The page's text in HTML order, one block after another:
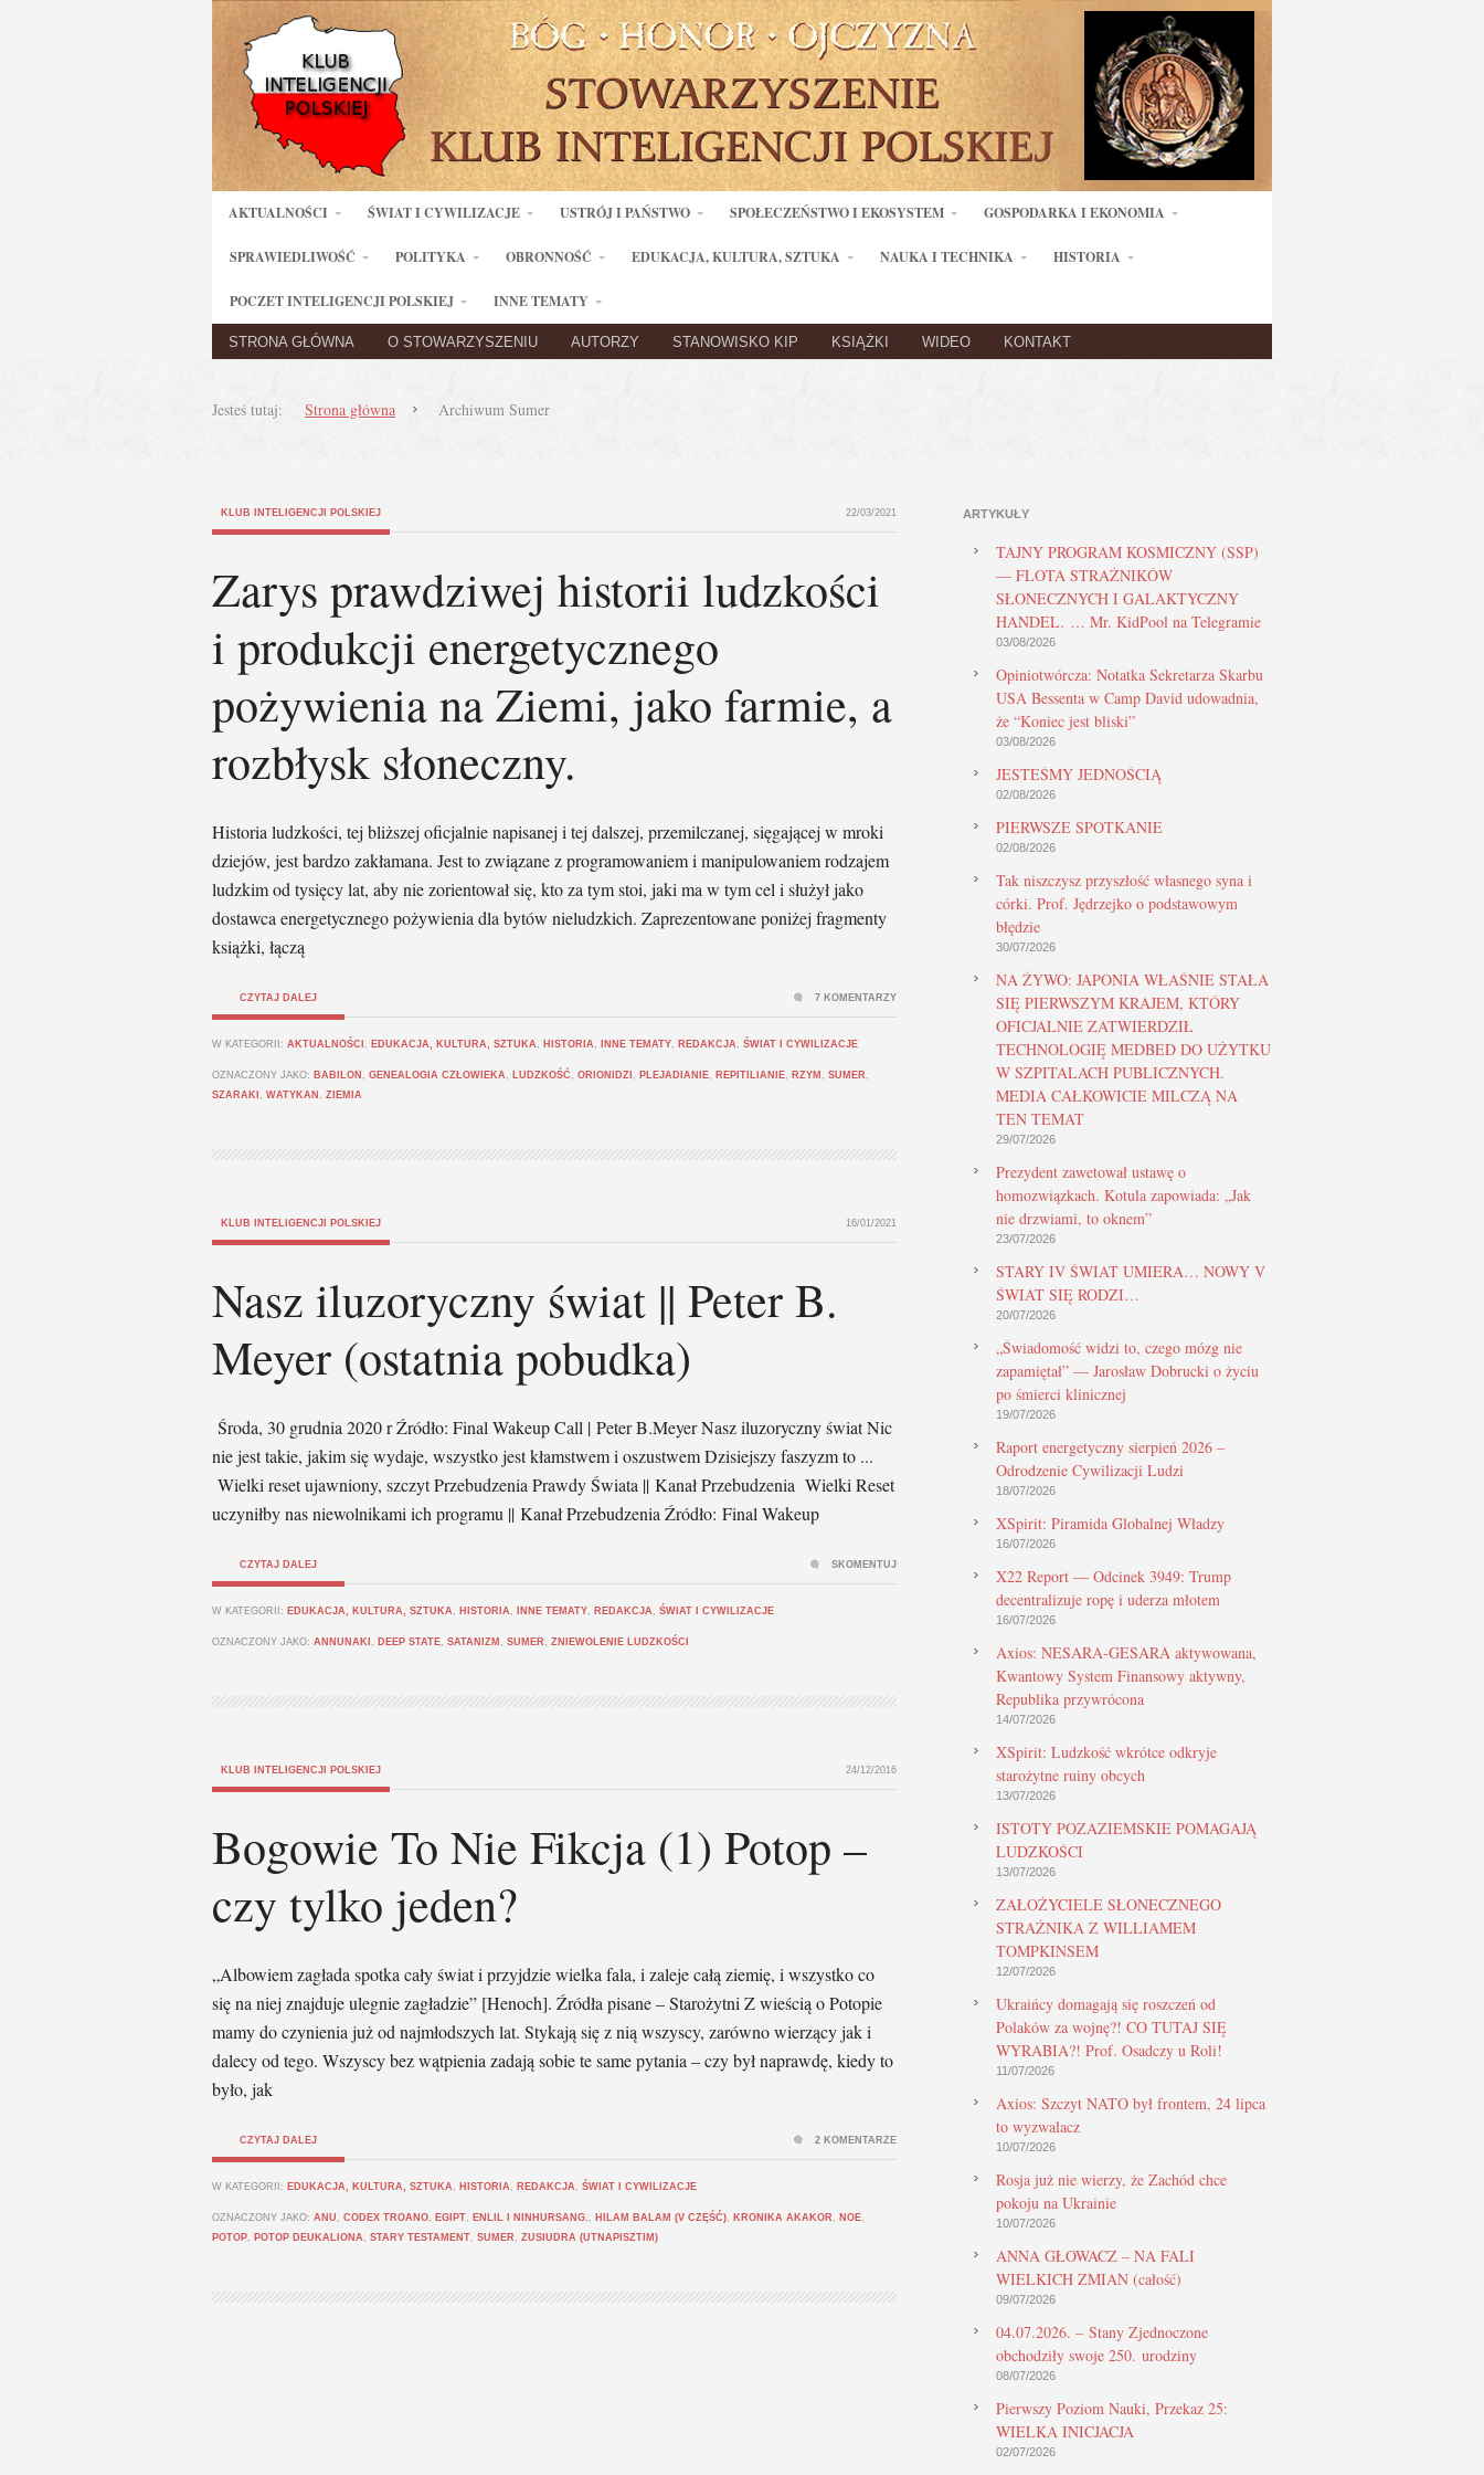
AKTUALNOŚCI ŚWIAT I CYWILIZACJE USTRÓJ I PAŃSTWO SPOŁECZEŃSTWO I EKOSYSTEM GOSPODARKA I EKONOMIA
SPRAWIEDLIWOŚĆ POLITYKA OBRONNOŚĆ EDUKACJA, KULTURA, SZTUKA NAUKA I TECHNIKA HISTORIA
POCZET INTELIGENCJI POLSKIEJ INNE TEMATY
STRONA GŁÓWNA O STOWARZYSZENIU AUTORZY STANOWISKO KIP KSIĄŻKI WIDEO KONTAKT
Jesteś tutaj: Strona główna Archiwum Sumer
KLUB INTELIGENCJI POLSKIEJ 22/03/2021
Zarys prawdziwej historii ludzkości
i produkcji energetycznego
pożywienia na Ziemi, jako farmie, a
rozbłysk słoneczny.
Historia ludzkości, tej bliższej oficjalnie napisanej i tej dalszej, przemilczanej, sięgającej w mroki
dziejów, jest bardzo zakłamana. Jest to związane z programowaniem i manipulowaniem rodzajem
ludzkim od tysięcy lat, aby nie zorientował się, kto za tym stoi, jaki ma w tym cel i służył jako
dostawca energetycznego pożywienia dla bytów nieludzkich. Zaprezentowane poniżej fragmenty
książki, łączą
CZYTAJ DALEJ
W KATEGORII: AKTUALNOŚCI , EDUKACJA, KULTURA, SZTUKA , HISTORIA , INNE TEMATY, REDAKCJA , ŚWIAT I CYWILIZACJE
OZNACZONY JAKO: BABILON , GENEALOGIA CZŁOWIEKA , LUDZKOŚĆ , ORIONIDZI , PLEJADIANIE, REPITILIANIE, RZYM , SUMER ,
SZARAKI , WATYKAN , ZIEMIA
7 KOMENTARZY
KLUB INTELIGENCJI POLSKIEJ 16/01/2021
Nasz iluzoryczny świat || Peter B.
Meyer (ostatnia pobudka)
Środa, 30 grudnia 2020 r Źródło: Final Wakeup Call | Peter B.Meyer Nasz iluzoryczny świat Nic
nie jest takie, jakim się wydaje, wszystko jest kłamstwem i oszustwem Dzisiejszy faszyzm to ...
Wielki reset ujawniony, szczyt Przebudzenia Prawdy Świata || Kanał Przebudzenia Wielki Reset
uczyniłby nas niewolnikami ich programu || Kanał Przebudzenia Źródło: Final Wakeup
CZYTAJ DALEJ
W KATEGORII: EDUKACJA, KULTURA, SZTUKA , HISTORIA , INNE TEMATY, REDAKCJA , ŚWIAT I CYWILIZACJE
OZNACZONY JAKO: ANNUNAKI , DEEP STATE, SATANIZM , SUMER , ZNIEWOLENIE LUDZKOŚCI
SKOMENTUJ
KLUB INTELIGENCJI POLSKIEJ 24/12/2016
Bogowie To Nie Fikcja (1) Potop –
czy tylko jeden?
„Albowiem zagłada spotka cały świat i przyjdzie wielka fala, i zaleje całą ziemię, i wszystko co
się na niej znajduje ulegnie zagładzie” [Henoch]. Źródła pisane – Starożytni Z wieścią o Potopie
mamy do czynienia już od najmłodszych lat. Stykają się z nią wszyscy, zarówno wierzący jak i
dalecy od tego. Wszyscy bez wątpienia zadają sobie te same pytania – czy był naprawdę, kiedy to
było, jak
CZYTAJ DALEJ
W KATEGORII: EDUKACJA, KULTURA, SZTUKA , HISTORIA , REDAKCJA , ŚWIAT I CYWILIZACJE
OZNACZONY JAKO: ANU , CODEX TROANO, EGIPT, ENLIL I NINHURSANG. , HILAM BALAM (V CZĘŚĆ), KRONIKA AKAKOR , NOE,
POTOP, POTOP DEUKALIONA , STARY TESTAMENT, SUMER , ZUSIUDRA (UTNAPISZTIM)
2 KOMENTARZE
ARTYKUŁY
TAJNY PROGRAM KOSMICZNY (SSP)
— FLOTA STRAŻNIKÓW
SŁONECZNYCH I GALAKTYCZNY
HANDEL. … Mr. KidPool na Telegramie
03/08/2026
Opiniotwórcza: Notatka Sekretarza Skarbu
USA Bessenta w Camp David udowadnia,
że “Koniec jest bliski”
03/08/2026
JESTEŚMY JEDNOŚCIĄ
02/08/2026
PIERWSZE SPOTKANIE
02/08/2026
Tak niszczysz przyszłość własnego syna i
córki. Prof. Jędrzejko o podstawowym
błędzie
30/07/2026
NA ŻYWO: JAPONIA WŁAŚNIE STAŁA
SIĘ PIERWSZYM KRAJEM, KTÓRY
OFICJALNIE ZATWIERDZIŁ
TECHNOLOGIĘ MEDBED DO UŻYTKU
W SZPITALACH PUBLICZNYCH.
MEDIA CAŁKOWICIE MILCZĄ NA
TEN TEMAT
29/07/2026
Prezydent zawetował ustawę o
homozwiązkach. Kotula zapowiada: „Jak
nie drzwiami, to oknem”
23/07/2026
STARY IV ŚWIAT UMIERA… NOWY V
ŚWIAT SIĘ RODZI…
20/07/2026
„Świadomość widzi to, czego mózg nie
zapamiętał” — Jarosław Dobrucki o życiu
po śmierci klinicznej
19/07/2026
Raport energetyczny sierpień 2026 –
Odrodzenie Cywilizacji Ludzi
18/07/2026
XSpirit: Piramida Globalnej Władzy
16/07/2026
X22 Report — Odcinek 3949: Trump
decentralizuje ropę i uderza młotem
16/07/2026
Axios: NESARA-GESARA aktywowana,
Kwantowy System Finansowy aktywny,
Republika przywrócona
14/07/2026
XSpirit: Ludzkość wkrótce odkryje
starożytne ruiny obcych
13/07/2026
ISTOTY POZAZIEMSKIE POMAGAJĄ
LUDZKOŚCI
13/07/2026
ZAŁOŻYCIELE SŁONECZNEGO
STRAŻNIKA Z WILLIAMEM
TOMPKINSEM
12/07/2026
Ukraińcy domagają się roszczeń od
Polaków za wojnę?! CO TUTAJ SIĘ
WYRABIA?! Prof. Osadczy u Roli!
11/07/2026
Axios: Szczyt NATO był frontem, 24 lipca
to wyzwalacz
10/07/2026
Rosja już nie wierzy, że Zachód chce
pokoju na Ukrainie
10/07/2026
ANNA GŁOWACZ – NA FALI
WIELKICH ZMIAN (całość)
09/07/2026
04.07.2026. – Stany Zjednoczone
obchodziły swoje 250. urodziny
08/07/2026
Pierwszy Poziom Nauki, Przekaz 25:
WIELKA INICJACJA
02/07/2026